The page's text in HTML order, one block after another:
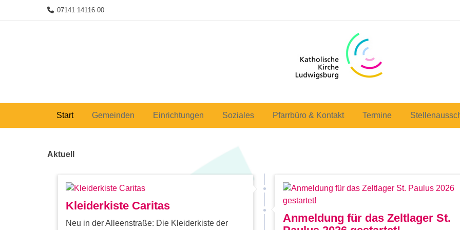
07141 14116 00
Start Gemeinden Einrichtungen Soziales Pfarrbüro & Kontakt Termine
Aktuell
Kleiderkiste Caritas
Neu in der Alleenstraße: Die Kleiderkiste der
Anmeldung für das Zeltlager St.